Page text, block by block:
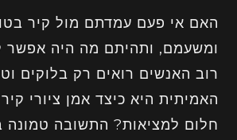
האם אי פעם עמדתם מול קיר
ומשעמם, ותהיתם מה היה אפשר
רוב האנשים רואים רק בלוקים
האמיתית היא כיצד אמן ציורי
חלום למציאות? התשובה טמונה